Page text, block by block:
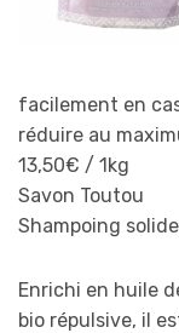
facilement en
réduire au
13,50€ / 1kg
Savon Toutou
Shampoing
Enrichi en huile
bio répulsive, il